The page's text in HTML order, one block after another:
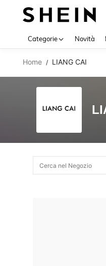
Categorie Novità
Home / LIANG CAI